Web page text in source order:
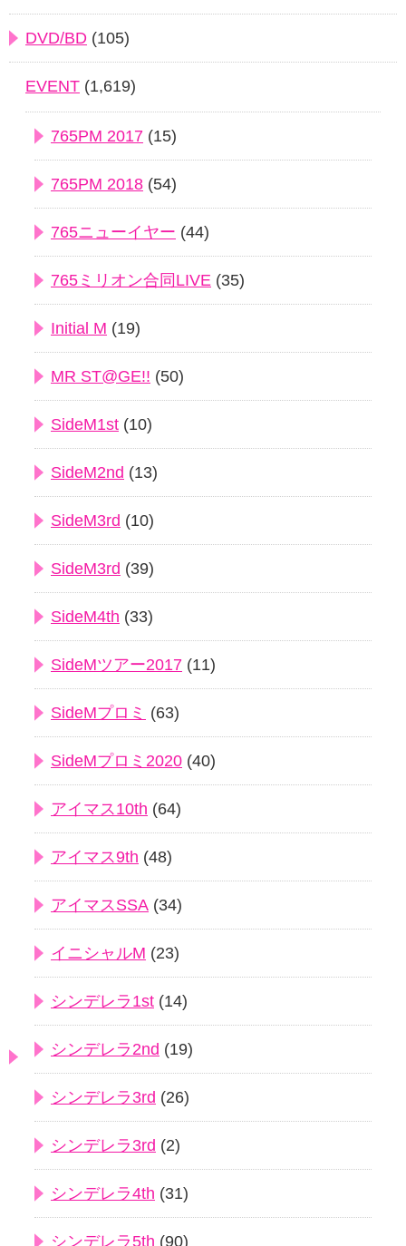
DVD/BD (105)
EVENT (1,619)
765PM 2017 (15)
765PM 2018 (54)
765ニューイヤー (44)
765ミリオン合同LIVE (35)
Initial M (19)
MR ST@GE!! (50)
SideM1st (10)
SideM2nd (13)
SideM3rd (10)
SideM3rd (39)
SideM4th (33)
SideMツアー2017 (11)
SideMプロミ (63)
SideMプロミ2020 (40)
アイマス10th (64)
アイマス9th (48)
アイマスSSA (34)
イニシャルM (23)
シンデレラ1st (14)
シンデレラ2nd (19)
シンデレラ3rd (26)
シンデレラ3rd (2)
シンデレラ4th (31)
シンデレラ5th (90)